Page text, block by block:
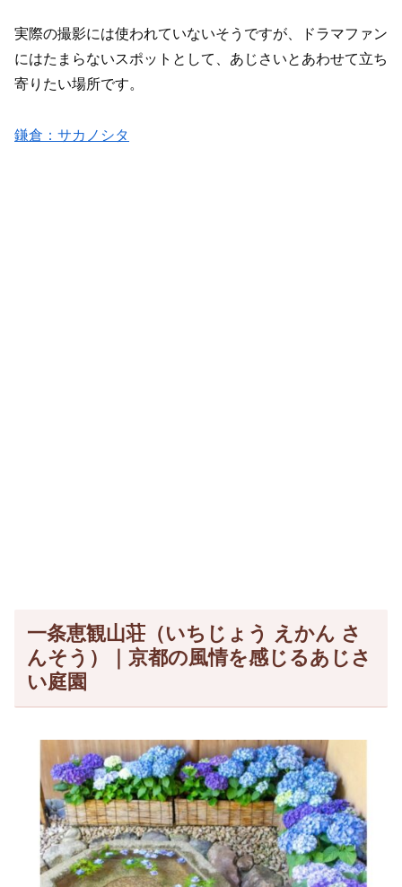
実際の撮影には使われていないそうですが、ドラマファン
にはたまらないスポットとして、あじさいとあわせて立ち
寄りたい場所です。
鎌倉：サカノシタ
一条恵観山荘（いちじょう えかん さ
んそう）｜京都の風情を感じるあじさ
い庭園